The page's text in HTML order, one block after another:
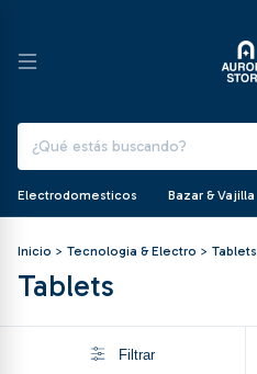
Electrodomesticos Bazar & Vajilla
Inicio > Tecnologia & Electro > Tablets
Tablets
Filtrar